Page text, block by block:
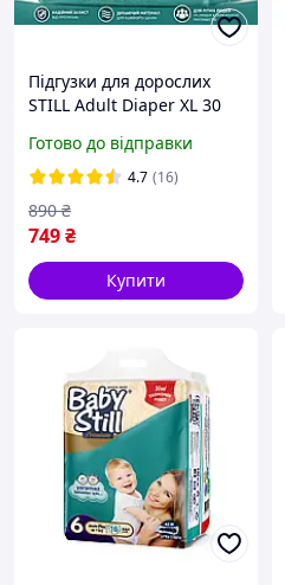
Підгузки для дорослих
STILL Adult Diaper XL 30
великих розмірів для
людей похилого віку
Готово до відправки
4.7 (16)
749₴
890 ₴
Купити